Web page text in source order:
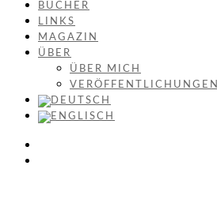
BÜCHER
LINKS
MAGAZIN
ÜBER
ÜBER MICH
VERÖFFENTLICHUNGEN